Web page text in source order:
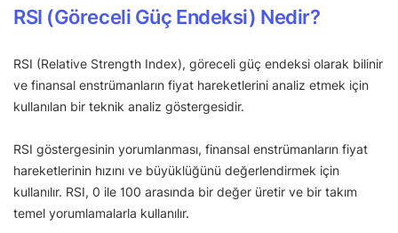
RSI (Göreceli Güç Endeksi) Nedir?
RSI (Relative Strength Index), göreceli güç endeksi olarak bilinir
ve finansal enstrümanların fiyat hareketlerini analiz etmek için
kullanılan bir teknik analiz göstergesidir.
RSI göstergesinin yorumlanması, finansal enstrümanların fiyat
hareketlerinin hızını ve büyüklüğünü değerlendirmek için
kullanılır. RSI, 0 ile 100 arasında bir değer üretir ve bir takım
temel yorumlamalarla kullanılır.